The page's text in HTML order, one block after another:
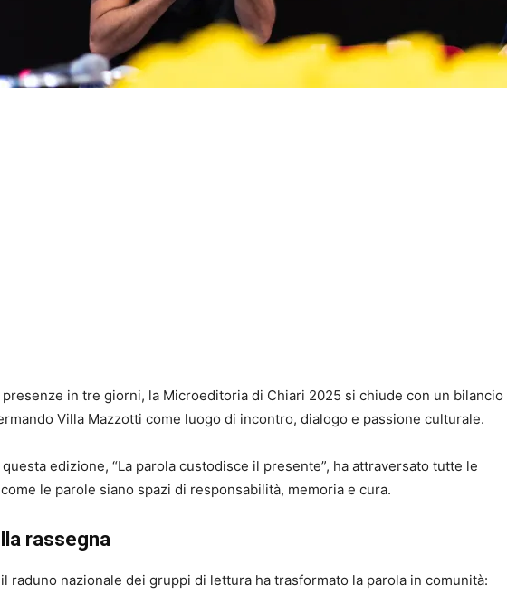
in tre giorni, la Microeditoria di Chiari 2025 si chiude con un bilancio
Villa Mazzotti come luogo di incontro, dialogo e passione culturale.
edizione, “La parola custodisce il presente”, ha attraversato tutte le
le parole siano spazi di responsabilità, memoria e cura.
rassegna
raduno nazionale dei gruppi di lettura ha trasformato la parola in comunità: